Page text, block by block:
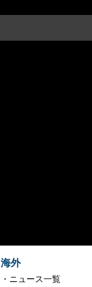
海外
ニュース一覧